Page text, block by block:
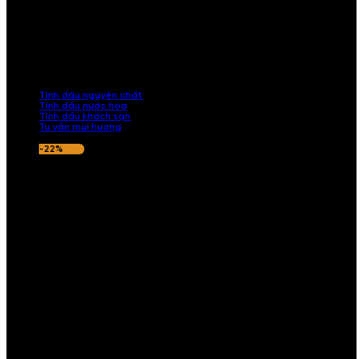
Tinh dầu nguyên chất
Tinh dầu nước hoa
Tinh dầu khách sạn
Tư vấn mùi hương
-22%